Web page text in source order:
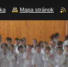
Mapa stránok